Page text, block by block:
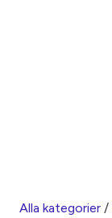
Alla kategorier /